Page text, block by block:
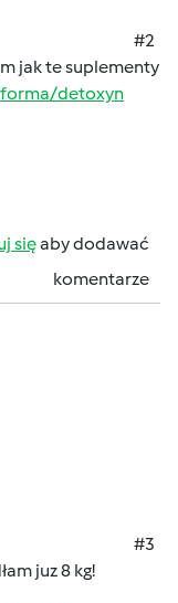
#2
jak te suplementy
detoxyn
sięaby dodawać
komentarze
#3
juz 8 kg!